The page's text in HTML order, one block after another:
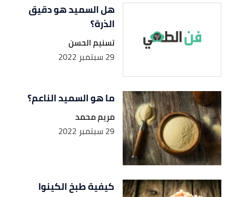
هل السميد هو دقيق
الذرة؟
تسنيم الحسن
29 سبتمبر 2022
ما هو السميد الناعم؟
مريم محمد
29 سبتمبر 2022
كيفية طبخ الكينوا